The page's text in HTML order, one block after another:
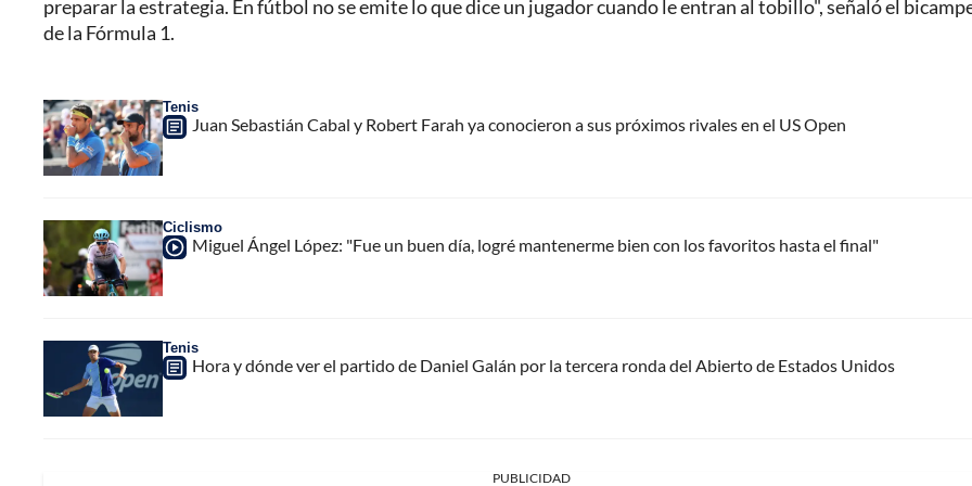
preparar la estrategia. En fútbol no se emite lo que dice un jugador cuando le entran al tobillo", señaló el
de la Fórmula 1.
Tenis
Juan Sebastián Cabal y Robert Farah ya conocieron a sus próximos rivales en el US Open
Ciclismo
Miguel Ángel López: "Fue un buen día, logré mantenerme bien con los favoritos hasta el final"
Tenis
Hora y dónde ver el partido de Daniel Galán por la tercera ronda del Abierto de Estados Unidos
PUBLICIDAD